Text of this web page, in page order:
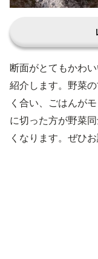
断面がとてもかわ
紹介します。野菜
く合い、ごはんが
に切った方が野菜
くなります。ぜひ